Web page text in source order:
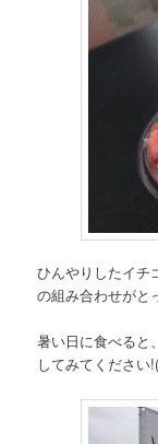
ひんやりしたイチ
の組み合わせがと
暑い日に食べると
してみてください